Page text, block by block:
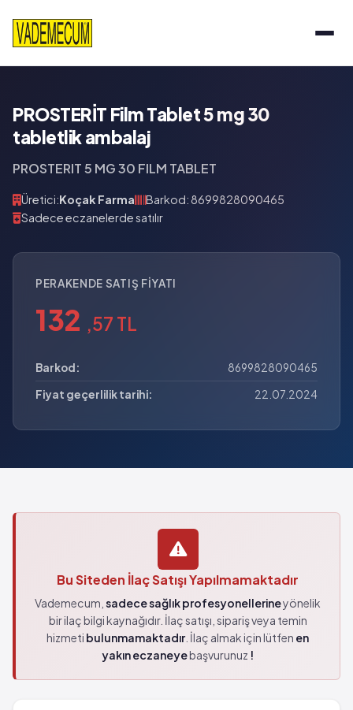
PROSTERİT Film Tablet 5 mg 30
tabletlik ambalaj
PROSTERIT 5 MG 30 FILM TABLET
Üretici:Koçak Farma
Barkod: 8699828090465
Sadece eczanelerde satılır
PERAKENDE SATIŞ FIYATI
132 ,57 TL
Barkod:
8699828090465
Fiyat geçerlilik tarihi:
22.07.2024
Bu Siteden İlaç Satışı Yapılmamaktadır
Vademecum, sadece sağlık profesyonellerineyönelik
bir ilaç bilgi kaynağıdır. İlaç satışı, sipariş veya temin
hizmeti bulunmamaktadır. İlaç almak için lütfen en
yakın eczaneyebaşvurunuz !